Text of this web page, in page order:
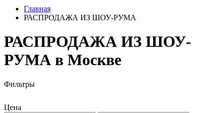
Главная
РАСПРОДАЖА ИЗ ШОУ-РУМА
РАСПРОДАЖА ИЗ ШОУ-
РУМА в Москве
Фильтры
Цена